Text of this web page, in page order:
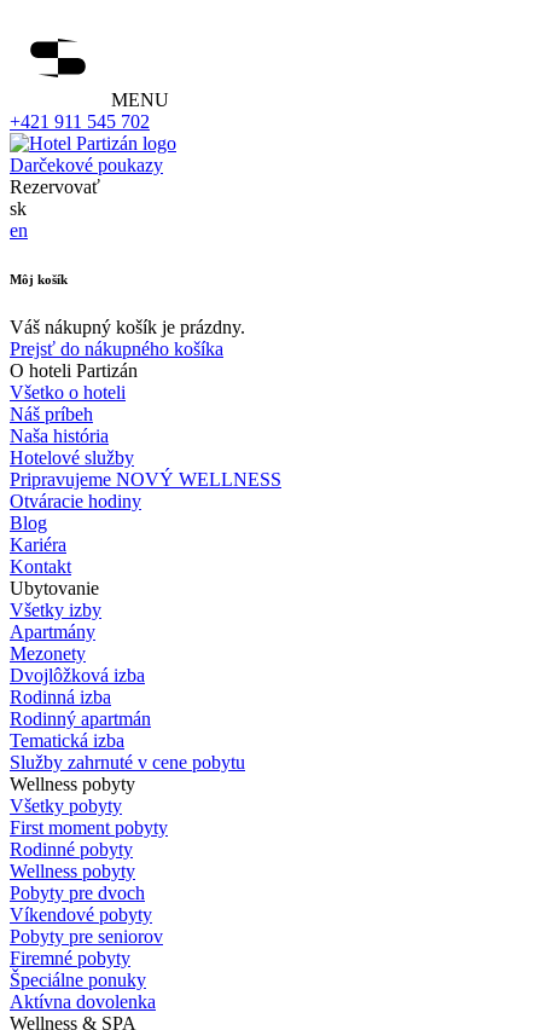
MENU
+421 911 545 702
Darčekové poukazy
Rezervovať
sk
en
Môj košík
Váš nákupný košík je prázdny.
Prejsť do nákupného košíka
O hoteli Partizán
Všetko o hoteli
Náš príbeh
Naša história
Hotelové služby
Pripravujeme NOVÝ WELLNESS
Otváracie hodiny
Blog
Kariéra
Kontakt
Ubytovanie
Všetky izby
Apartmány
Mezonety
Dvojlôžková izba
Rodinná izba
Rodinný apartmán
Tematická izba
Služby zahrnuté v cene pobytu
Wellness pobyty
Všetky pobyty
First moment pobyty
Rodinné pobyty
Wellness pobyty
Pobyty pre dvoch
Víkendové pobyty
Pobyty pre seniorov
Firemné pobyty
Špeciálne ponuky
Aktívna dovolenka
Wellness & SPA